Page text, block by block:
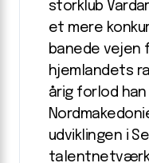
storklub
et mere
banede vejen
hjemlandets
årig forlod
udviklingen i